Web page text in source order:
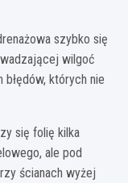
szybko się
wilgoć
błędów, których nie
się folię kilka
ale pod
ścianach wyżej